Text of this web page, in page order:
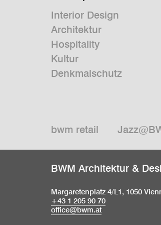
Interior Design
Architektur
Hospitality
Kultur
Denkmalschutz
bwm retail
BWM Architektur &
Margaretenplatz 4/L1, 1050
+43 1 205 90 70
office@bwm.at